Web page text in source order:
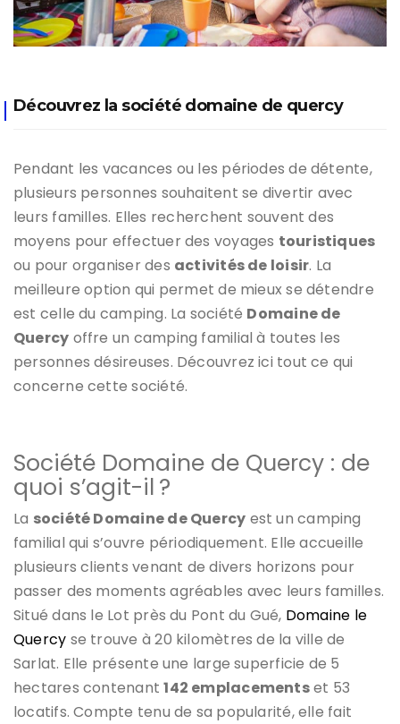
Découvrez la société domaine de quercy
Pendant les vacances ou les périodes de détente,
plusieurs personnes souhaitent se divertir avec
leurs familles. Elles recherchent souvent des
moyens pour effectuer des voyages touristiques
ou pour organiser des activités de loisir. La
meilleure option qui permet de mieux se détendre
est celle du camping. La société Domaine de
Quercy offre un camping familial à toutes les
personnes désireuses. Découvrez ici tout ce qui
concerne cette société.
Société Domaine de Quercy : de
quoi s’agit-il ?
La société Domaine de Quercy est un camping
familial qui s’ouvre périodiquement. Elle accueille
plusieurs clients venant de divers horizons pour
passer des moments agréables avec leurs familles.
Situé dans le Lot près du Pont du Gué, Domaine le
Quercy se trouve à 20 kilomètres de la ville de
Sarlat. Elle présente une large superficie de 5
hectares contenant142 emplacementset 53
locatifs. Compte tenu de sa popularité, elle fait